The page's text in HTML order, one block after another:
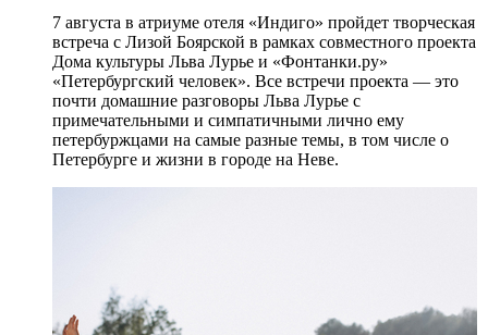
7 августа в атриуме отеля «Индиго» пройдет творческая
встреча с Лизой Боярской в рамках совместного проекта
Дома культуры Льва Лурье и «Фонтанки.ру»
«Петербургский человек». Все встречи проекта — это
почти домашние разговоры Льва Лурье с
примечательными и симпатичными лично ему
петербуржцами на самые разные темы, в том числе о
Петербурге и жизни в городе на Неве.